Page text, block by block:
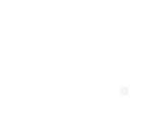
帳號之用戶狀況，依本公司即